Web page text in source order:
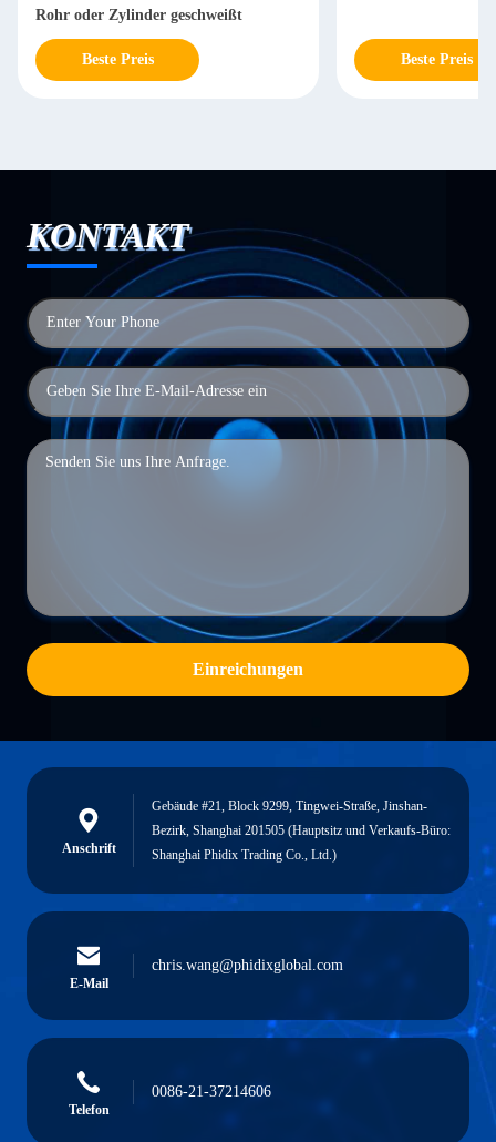
Rohr oder Zylinder geschweißt
Beste Preis Beste Preis
KONTAKT
Einreichungen
Anschrift
Gebäude #21, Block 9299, Tingwei-Straße, Jinshan-
Bezirk, Shanghai 201505 (Hauptsitz und Verkaufs-Büro:
Shanghai Phidix Trading Co., Ltd.)
E-Mail
chris.wang@phidixglobal.com
Telefon
0086-21-37214606